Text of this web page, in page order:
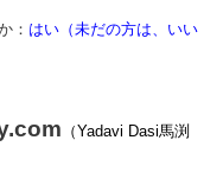
： はい（未だの方は、いい
（Yadavi Dasi馬渕